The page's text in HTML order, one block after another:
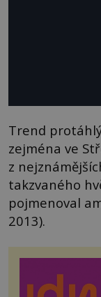
Trend
zejména ve
z
takzvaného
pojmenoval
2013).